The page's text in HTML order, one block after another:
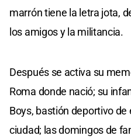
marrón tiene la letra jota,
los amigos y la militancia.
Después se activa su
Roma donde nació; su
Boys, bastión deportivo
ciudad; las domingos de